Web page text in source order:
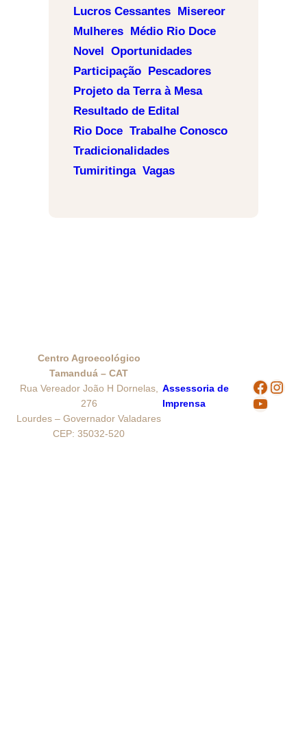
Lucros Cessantes Misereor
Mulheres Médio Rio Doce
Novel Oportunidades
Participação Pescadores
Projeto da Terra à Mesa
Resultado de Edital
Rio Doce Trabalhe Conosco
Tradicionalidades
Tumiritinga Vagas
Centro Agroecológico
Tamanduá – CAT
Rua Vereador João H Dornelas,
276
Lourdes – Governador Valadares
CEP: 35032-520
Assessoria de
Imprensa